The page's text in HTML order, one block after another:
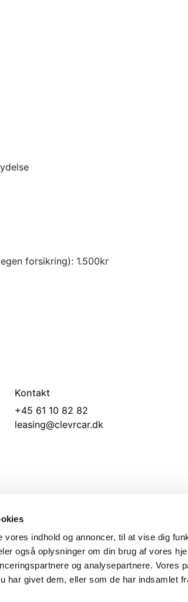
indhold og annoncer, til at vise dig
også oplysninger om din brug af vores
og analysepartnere. Vores
har givet dem, eller som de har indsamlet
forsikring): 1.500kr
Kontakt
+45 61 10 82 82
leasing@clevrcar.dk